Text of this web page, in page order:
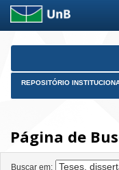
Skip
REPOSITÓRIO
Página de
Buscar em: